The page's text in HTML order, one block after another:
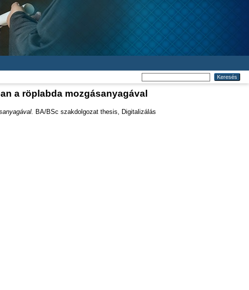
a röplabda mozgásanyagával
BA/BSc szakdolgozat thesis, Digitalizálás